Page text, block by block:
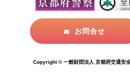
お問合せ
Copyright © 一般財団法人 京都府交通安